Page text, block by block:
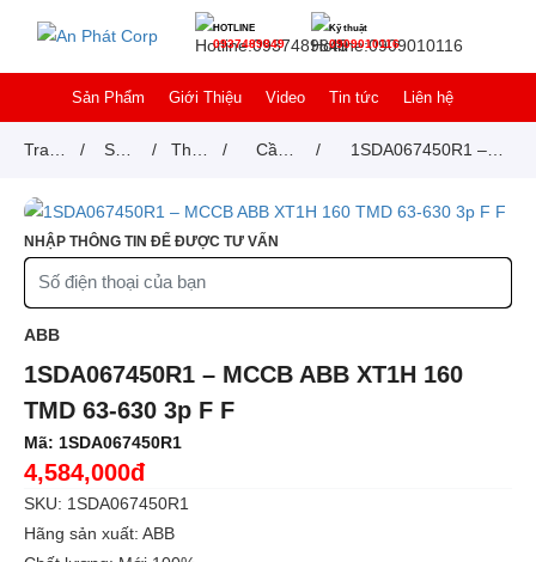
HOTLINE
0937489849
Kỹ thuật
0909010116
Sản Phẩm Giới Thiệu Video Tin tức Liên hệ
Trang
chủ
/ Sản / Thiết
đóng
cắt
/ Cầu
động
/ 1SDA067450R1 –
NHẬP THÔNG TIN ĐỂ ĐƯỢC TƯ VẤN
ABB
1SDA067450R1 – MCCB ABB XT1H 160
TMD 63-630 3p F F
Mã: 1SDA067450R1
4,584,000đ
SKU: 1SDA067450R1
Hãng sản xuất: ABB